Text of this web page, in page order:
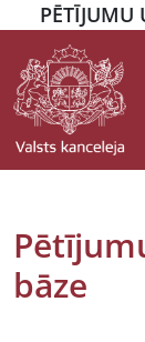
PĒTĪJUMU
bāze